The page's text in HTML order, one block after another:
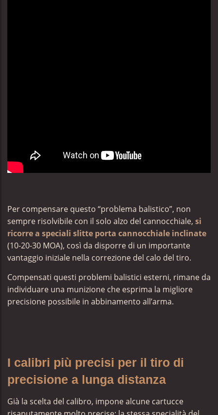
Per compensare questo “problema balistico”, non
sempre risolvibile con il solo alzo del cannocchiale, si
ricorre a speciali slitte porta cannocchiale inclinate
(10-20-30 MOA), così da disporre di un importante
vantaggio iniziale nella correzione del calo del tiro.
Compensati questi problemi balistici esterni, rimane da
individuare una munizione che esprima la migliore
precisione possibile in abbinamento all’arma.
I calibri più precisi per il tiro di
precisione a lunga distanza
Già la scelta del calibro, impone alcune cartucce